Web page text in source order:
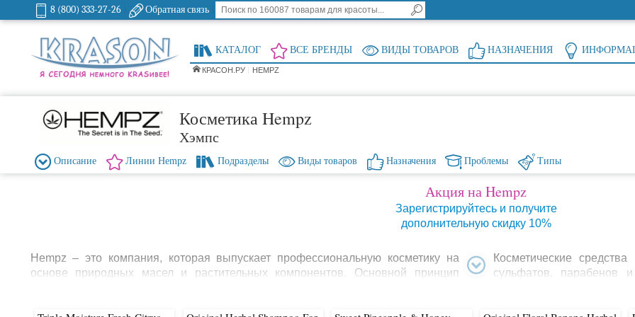
8 (800) 333-27-26 Обратная связь
КАТАЛОГ ВСЕ БРЕНДЫ ВИДЫ ТОВАРОВ НАЗНАЧЕНИЯ
КРАСОН.РУ HEMPZ
Косметика Hempz
Хэмпс
Описание Линии Hempz Подразделы Виды товаров Назначения Проблемы Типы
Акция на Hempz
Зарегистрируйтесь и получите
дополнительную скидку 10%
Hempz – это компания, которая выпускает профессиональную косметику на
основе природных масел и растительных компонентов. Основной принцип
Косметические
сульфатов, парабенов и
Создавать натуральную